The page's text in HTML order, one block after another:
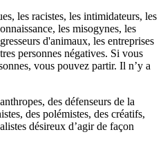
les racistes, les intimidateurs, les
les misogynes, les
d'animaux, les entreprises
personnes négatives. Si vous
vous pouvez partir. Il n’y a
des défenseurs de la
des polémistes, des créatifs,
désireux d’agir de façon